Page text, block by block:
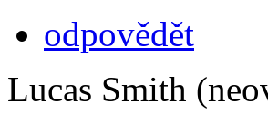
odpovědět
Lucas Smith